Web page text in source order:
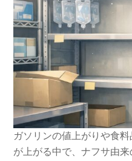
ガソリンの値上がりや食
が上がる中で、ナフサ由